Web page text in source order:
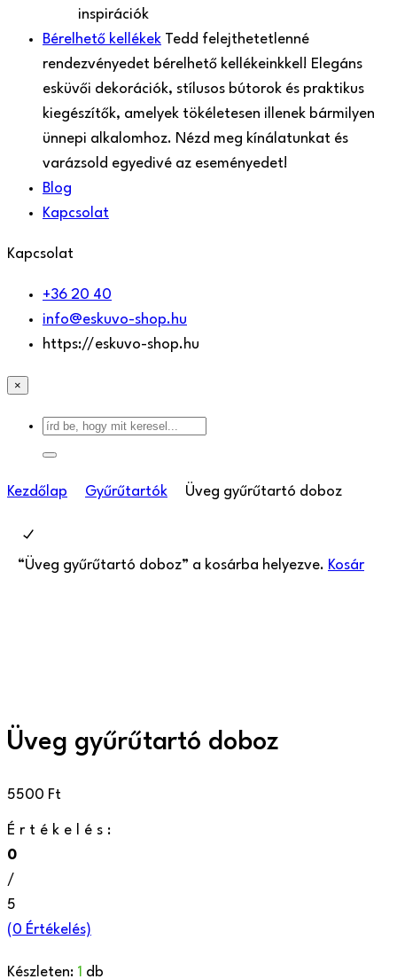
inspirációk
Bérelhető kellékek Tedd felejthetetlenné
rendezvényedet bérelhető kellékeinkkel! Elegáns
esküvői dekorációk, stílusos bútorok és praktikus
kiegészítők, amelyek tökéletesen illenek bármilyen
ünnepi alkalomhoz. Nézd meg kínálatunkat és
varázsold egyedivé az eseményedet!
Blog
Kapcsolat
Kapcsolat
+36 20 40
info@eskuvo-shop.hu
https://eskuvo-shop.hu
×
Kezdőlap Gyűrűtartók Üveg gyűrűtartó doboz
“Üveg gyűrűtartó doboz” a kosárba helyezve. Kosár
Üveg gyűrűtartó doboz
5500 Ft
Értékelés:
0
/
5
(0 Értékelés)
Készleten: 1 db